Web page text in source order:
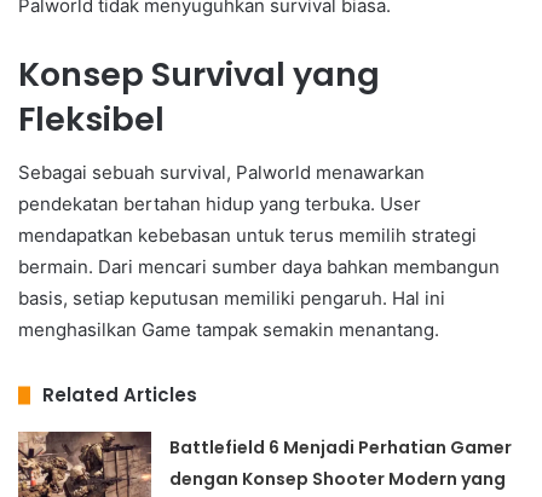
Palworld tidak menyuguhkan survival biasa.
Konsep Survival yang
Fleksibel
Sebagai sebuah survival, Palworld menawarkan
pendekatan bertahan hidup yang terbuka. User
mendapatkan kebebasan untuk terus memilih strategi
bermain. Dari mencari sumber daya bahkan membangun
basis, setiap keputusan memiliki pengaruh. Hal ini
menghasilkan Game tampak semakin menantang.
Related Articles
Battlefield 6 Menjadi Perhatian Gamer
dengan Konsep Shooter Modern yang